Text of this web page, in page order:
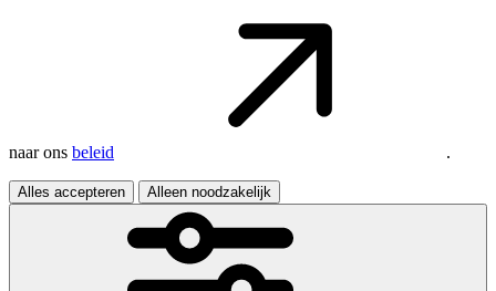
naar ons beleid .
Alles accepteren Alleen noodzakelijk